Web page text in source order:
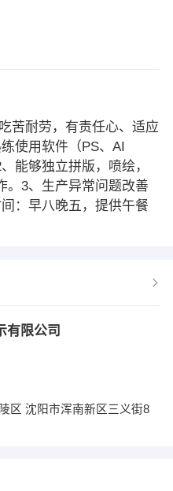
苦耐劳，有责任心、适应
使用软件（PS、AI
能够独立拼版，喷绘，
。3、生产异常问题改善
：早八晚五，提供午餐
有限公司
区 沈阳市浑南新区三义街8